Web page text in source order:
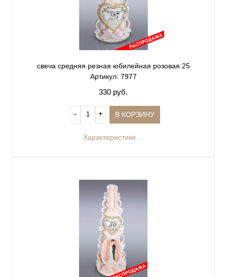
свеча средняя резная юбилейная розовая 25
Артикул: 7977
330 руб.
‐ + В КОРЗИНУ
Характеристики ...